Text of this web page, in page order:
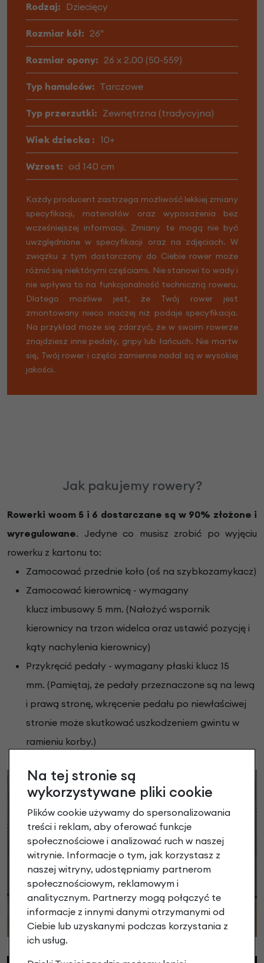
Rodzaj: Dziecięcy
Rozmiar kół: 26"
Rozmiar opony: 26 x 2.00 (50-559)
Typ hamulców: Tarczowe
Typ przerzutki: Zewnętrzna (tradycyjna)
Wiek dziecka : 10+
Wzrost: od 140 cm
Każdy producent zastrzega możliwość lekkiej zmiany
specyfikacji, materiałów oraz wyposażenia bez
wcześniejszej informacji. Zmiany te mogą nie być
uwzględnione w specyfikacji oraz na zdjęciach. W
związku z tym dostarczony do Ciebie rower może
różnić się niektórymi częściami. Nie stanowi to wady i
nie wpływa to na funkcjonalność techniczną roweru.
Dlatego możliwe jest, że Twój rower jest
zmontowany nieco inaczej niż podaje specyfikacja.
Na przykład może się zdarzyć, że w swoim rowerze
znajdziesz inne pedały, gripy lub łańcuch. Nie martw
się, Twój rower i części zamienne nadal są w wysokiej
jakości.
Jak pakujemy rowery?
Rowerki woom 5 i 6 dostarczane są w 90% złożone i
wyregulowane. Jedyne co musisz zrobić po wyjęciu
rowerku z kartonu to:
Zamocować przednie koło (oś na szybkozamykacz)
Zamocować kierownicę - wymagany
klucz imbusowy 5 mm. (Nałożyć wspornik
kierownicy na trzon widelca oraz ustawić pozycję i
kąty nachylenia kierownicy)
Przykręcić pedały - wymagany płaski klucz 15
mm. (Pamiętaj, że pedały przeznaczone są na lewą
i prawą stronę, wkręcenie pedału po niewłaściwej
stronie może skutkować uszkodzeniem gwintu w
ramieniu korby.)
Na tej stronie są
wykorzystywane pliki cookie
Plików cookie używamy do spersonalizowania
treści i reklam, aby oferować funkcje
społecznościowe i analizować ruch w naszej
witrynie. Informacje o tym, jak korzystasz z
naszej witryny, udostępniamy partnerom
społecznościowym, reklamowym i
analitycznym. Partnerzy mogą połączyć te
informacje z innymi danymi otrzymanymi od
Ciebie lub uzyskanymi podczas korzystania z
ich usług.